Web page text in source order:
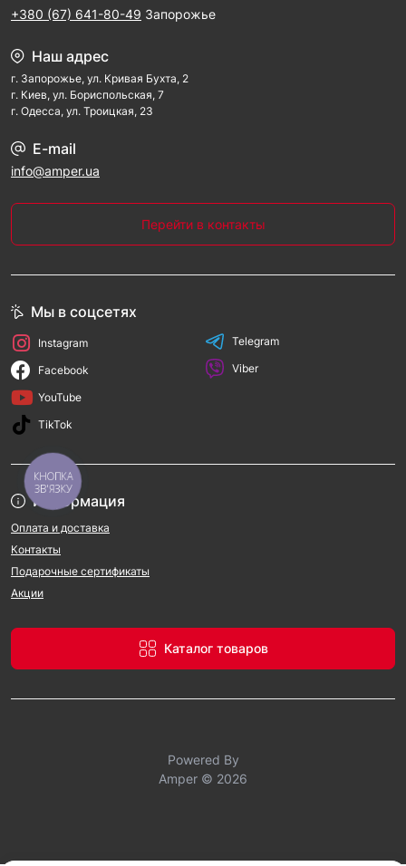
+380 (67) 641-80-49 Запорожье
Наш адрес
г. Запорожье, ул. Кривая Бухта, 2
г. Киев, ул. Бориспольская, 7
г. Одесса, ул. Троицкая, 23
E-mail
info@amper.ua
Перейти в контакты
Информация
Оплата и доставка
Контакты
Подарочные сертификаты
Акции
Каталог товаров
Мы в соцсетях
Instagram
Facebook
YouTube
TikTok
Telegram
Viber
Powered By
Amper © 2026
КНОПКА
ЗВ'ЯЗКУ